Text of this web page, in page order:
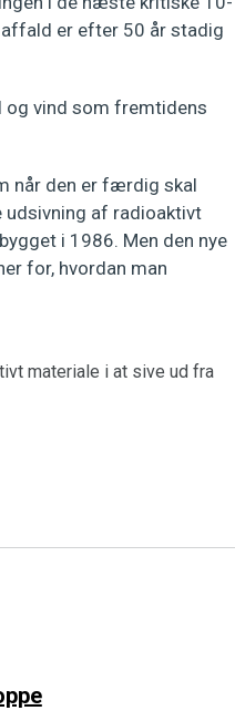
er efter 50 år stadig
og vind som fremtidens
når den er færdig skal
af radioaktivt
i 1986. Men den nye
for, hvordan man
materiale i at sive ud fra